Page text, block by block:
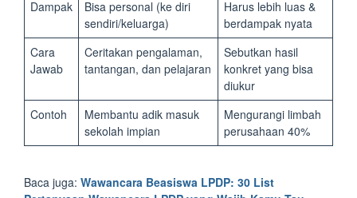
Dampak
Bisa personal (ke diri
sendiri/keluarga)
Harus lebih luas &
berdampak nyata
Cara
Jawab
Ceritakan pengalaman,
tantangan, dan pelajaran
Sebutkan hasil
konkret yang bisa
diukur
Contoh
Membantu adik masuk
sekolah impian
Mengurangi limbah
perusahaan 40%
Baca juga: Wawancara Beasiswa LPDP: 30 List